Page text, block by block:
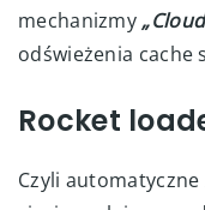
mechanizmy
odświeżenia cache
Rocket
Czyli